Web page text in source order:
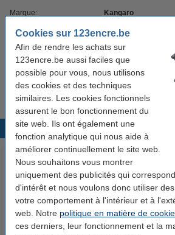
Cookies sur 123encre.be
Afin de rendre les achats sur
123encre.be aussi faciles que
possible pour vous, nous utilisons
des cookies et des techniques
similaires. Les cookies fonctionnels
assurent le bon fonctionnement du
site web. Ils ont également une
fonction analytique qui nous aide à
améliorer continuellement le site web.
Nous souhaitons vous montrer
uniquement des publicités qui
d'intérêt et nous voulons donc utiliser
votre comportement à l'intérieur et à
web. Notre politique en matière de
ces derniers, leur fonctionnement et la
Marque: Kangaro
Couleur: assortiment
Nombre: 20 pièce(s)
Produits populaires